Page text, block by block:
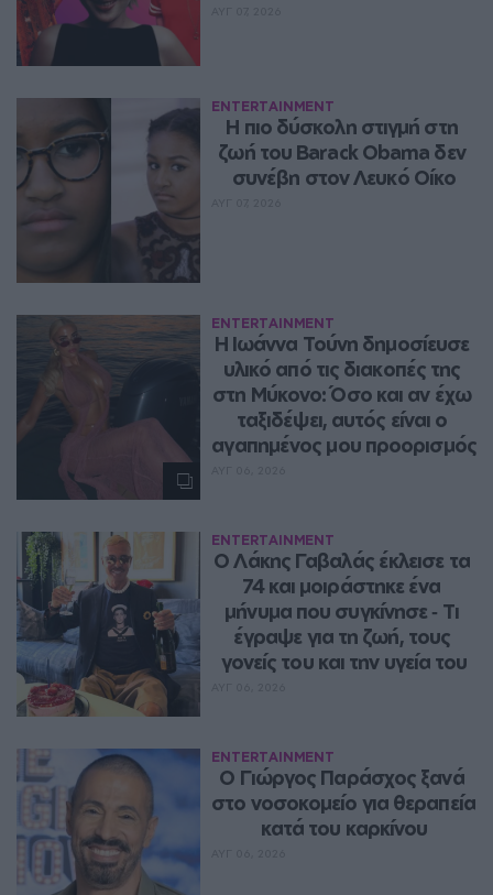
ENTERTAINMENT
Η πιο δύσκολη στιγμή στη
ζωή του Barack Obama δεν
συνέβη στον Λευκό Οίκο
ENTERTAINMENT
Η Ιωάννα Τούνη δημοσίευσε
υλικό από τις διακοπές της
στη Μύκονο: Όσο και αν έχω
ταξιδέψει, αυτός είναι ο
αγαπημένος μου προορισμός
ENTERTAINMENT
Ο Λάκης Γαβαλάς έκλεισε τα
74 και μοιράστηκε ένα
μήνυμα που συγκίνησε ‑ Τι
έγραψε για τη ζωή, τους
γονείς του και την υγεία του
ENTERTAINMENT
O Γιώργος Παράσχος ξανά
στο νοσοκομείο για θεραπεία
κατά του καρκίνου